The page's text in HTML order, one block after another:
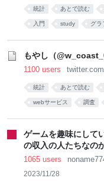
統計 あとで読む
入門 study グラ
もやし（
1100 users
統計 あとで読む
webサービス 調査
ゲームを趣味にして
の収入の人たちなの
1065 users
2023/11/28